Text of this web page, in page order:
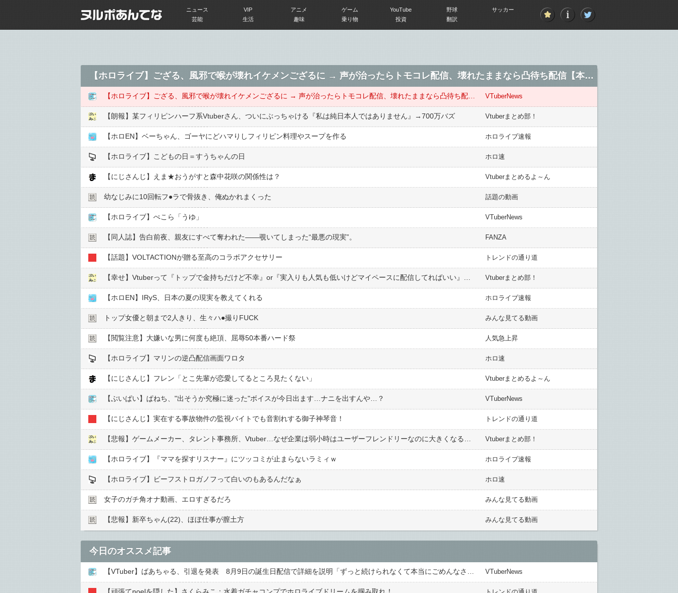
ニュース VIP アニメ ゲーム YouTube 野球
サッカー
芸能
生活 趣味 乗り物 投資 翻訳
【ホロライブ】ござる、風邪で喉が壊れイケメンござるに → 声が治ったらトモコレ配信、壊れたままなら凸待ち配信【本日19:00】
VTuberNews
【朗報】某フィリピンハーフ系Vtuberさん、ついにぶっちゃける『私は純日本人ではありません』→700万バズ Vtuberまとめ部！
【ホロEN】ベーちゃん、ゴーヤにどハマりしフィリピン料理やスープを作る ホロライブ速報
【ホロライブ】こどもの日＝すうちゃんの日 ホロ速
【にじさんじ】えま★おうがすと森中花咲の関係性は？ Vtuberまとめるよ～ん
幼なじみに10回転フ●︎ラで骨抜き、俺ぬかれまくった 話題の動画
【ホロライブ】ぺこら「うゆ」 VTuberNews
【同人誌】告白前夜、親友にすべて奪われた――覗いてしまった“最悪の現実”。 FANZA
【話題】VOLTACTIONが贈る至高のコラボアクセサリー トレンドの通り道
Vtuberまとめ部！
【ホロEN】IRyS、日本の夏の現実を教えてくれる ホロライブ速報
トップ女優と朝まで2人きり、生々ハ●︎撮りFUCK みんな見てる動画
【閲覧注意】大嫌いな男に何度も絶頂、屈辱50本番ハード祭 人気急上昇
【ホロライブ】マリンの逆凸配信画面ワロタ ホロ速
【にじさんじ】フレン「とこ先輩が恋愛してるところ見たくない」 Vtuberまとめるよ～ん
【ぶいぱい】ぱねち、"出そうか究極に迷った"ボイスが今日出ます…ナニを出すんや…？ VTuberNews
【にじさんじ】実在する事故物件の監視バイトでも音割れする御子神琴音！ トレンドの通り道
Vtuberまとめ部！
【ホロライブ】『ママを探すリスナー』にツッコミが止まらないラミィｗ ホロライブ速報
【ホロライブ】ビーフストロガノフって白いのもあるんだなぁ ホロ速
女子のガチ角オナ動画、エロすぎるだろ みんな見てる動画
【悲報】新卒ちゃん(22)、ほぼ仕事が膣土方 みんな見てる動画
今日のオススメ記事
VTuberNews